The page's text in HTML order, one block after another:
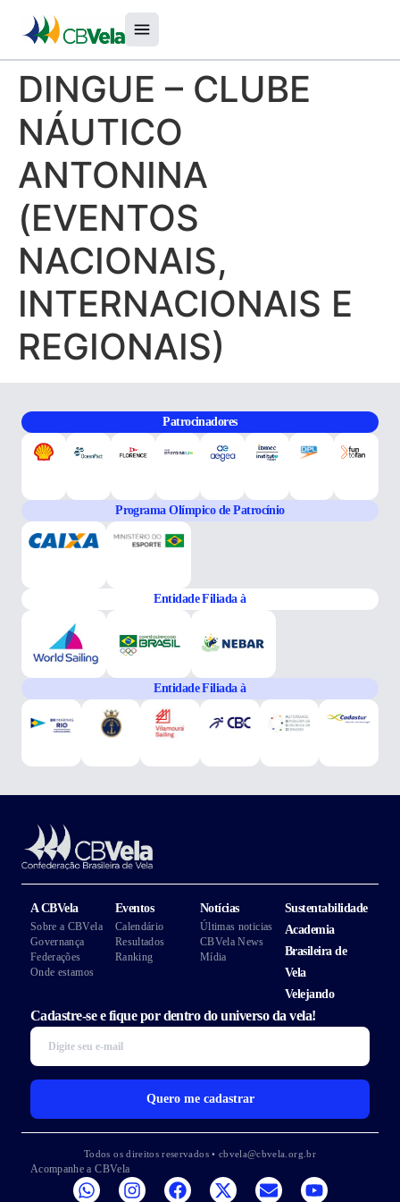
DINGUE – CLUBE
NÁUTICO
ANTONINA
(EVENTOS
NACIONAIS,
INTERNACIONAIS E
REGIONAIS)
Patrocinadores
Programa Olímpico de Patrocínio
Entidade Filiada à
Entidade Filiada à
A CBVela
Sobre a CBVela
Governança
Federações
Onde estamos
Eventos
Calendário
Resultados
Ranking
Notícias
Últimas noticias
CBVela News
Mídia
Sustentabilidade
Academia
Brasileira de
Vela
Velejando
Cadastre-se e fique por dentro do universo da vela!
Quero me cadastrar
Todos os direitos reservados • cbvela@cbvela.org.br
Acompanhe a CBVela